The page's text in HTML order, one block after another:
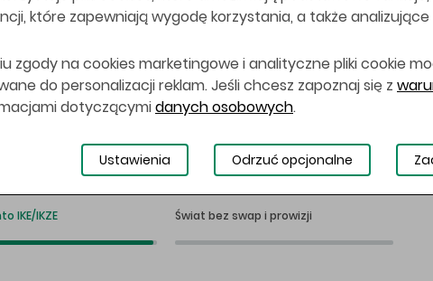
IKE/IKZE Świat bez swap i prowizji
które zapewniają wygodę korzystania, a także
zgody na cookies marketingowe i analityczne pliki cookie
do personalizacji reklam. Jeśli chcesz zapoznaj się z
dotyczącymidanych osobowych.
Ustawienia Odrzuć opcjonalne